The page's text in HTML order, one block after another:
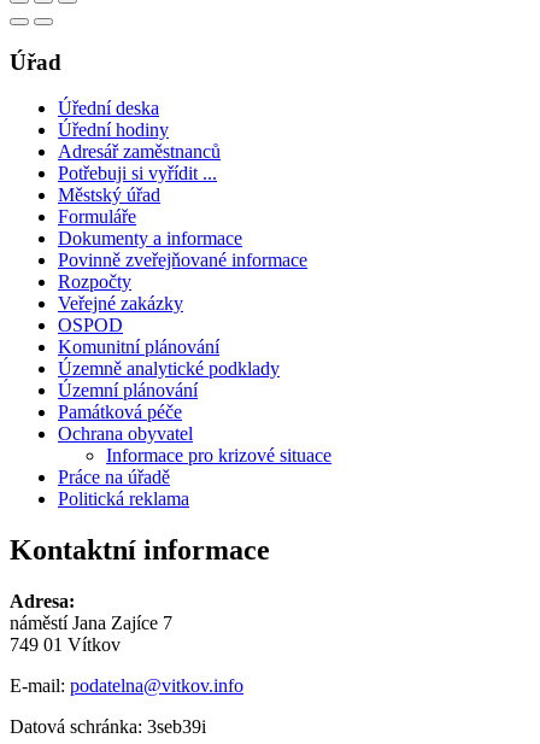
Úřad
Úřední deska
Úřední hodiny
Adresář zaměstnanců
Potřebuji si vyřídit ...
Městský úřad
Formuláře
Dokumenty a informace
Povinně zveřejňované informace
Rozpočty
Veřejné zakázky
OSPOD
Komunitní plánování
Územně analytické podklady
Územní plánování
Památková péče
Ochrana obyvatel
Informace pro krizové situace
Práce na úřadě
Politická reklama
Kontaktní informace
Adresa:
náměstí Jana Zajíce 7
749 01 Vítkov
E-mail: podatelna@vitkov.info
Datová schránka: 3seb39i